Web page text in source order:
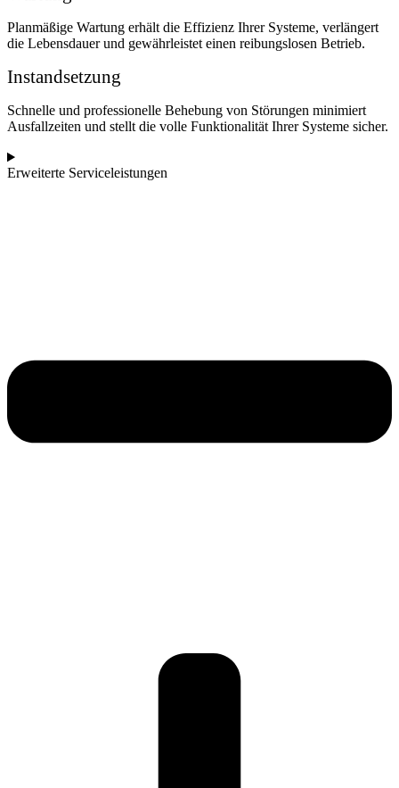
Planmäßige Wartung erhält die Effizienz Ihrer Systeme, verlängert
die Lebensdauer und gewährleistet einen reibungslosen Betrieb.
Instandsetzung
Schnelle und professionelle Behebung von Störungen minimiert
Ausfallzeiten und stellt die volle Funktionalität Ihrer Systeme sicher.
Erweiterte Serviceleistungen